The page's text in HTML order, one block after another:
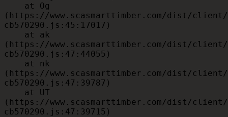
(https://www.scasmarttimber.com/dist/
cb570290.js:45:17017)
(https://www.scasmarttimber.com/dist/
cb570290.js:47:44055)
(https://www.scasmarttimber.com/dist/
cb570290.js:47:39787)
(https://www.scasmarttimber.com/dist/
cb570290.js:47:39715)